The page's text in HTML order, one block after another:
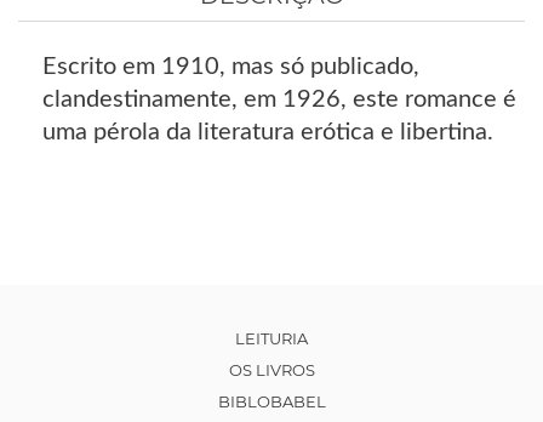
Escrito em 1910, mas só publicado,
clandestinamente, em 1926, este romance é
uma pérola da literatura erótica e libertina.
LEITURIA
OS LIVROS
BIBLOBABEL